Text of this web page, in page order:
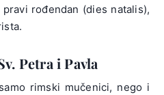
rođendan (dies natalis),
Petra i Pavla
rimski mučenici, nego i